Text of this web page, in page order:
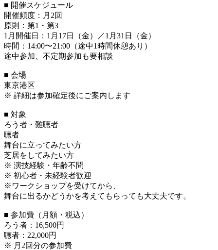
■ 開催スケジュール
開催頻度：月2回
原則：第1・第3
1月開催日：1月17日（金）／1月31日（金）
時間：14:00〜21:00（途中1時間休憩あり）
途中参加、不定期参加も要相談
■ 会場
東京港区
※ 詳細は参加確定後にご案内します
■ 対象
ろう者・難聴者
聴者
舞台に立ってみたい方
芝居をしてみたい方
※ 演技経験・年齢不問
※ 初心者・未経験者歓迎
※ワークショップを受けてから、
舞台に出るかどうかを考えてもらっても大丈夫です。
■ 参加費（月額・税込）
ろう者：16,500円
聴者：22,000円
※ 月2回分の参加費